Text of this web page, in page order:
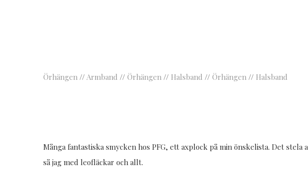
Örhängen // Armband // Örhängen // Halsband // Örhängen // Halsband
Många fantastiska smycken hos PFG, ett axplock på min önskelista. Det stela
så jag med leofläckar och allt.